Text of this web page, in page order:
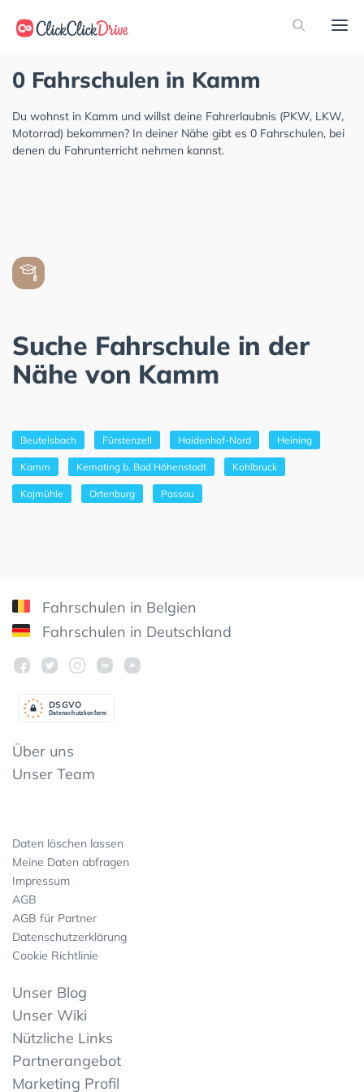
0 Fahrschulen in Kamm
Du wohnst in Kamm und willst deine Fahrerlaubnis (PKW, LKW,
Motorrad) bekommen? In deiner Nähe gibt es 0 Fahrschulen, bei
denen du Fahrunterricht nehmen kannst.
Suche Fahrschule in der
Nähe von Kamm
Beutelsbach Fürstenzell Haidenhof-Nord Heining
Kamm Kemating b. Bad Höhenstadt Kohlbruck
Kojmühle Ortenburg Passau
Fahrschulen in Belgien
Fahrschulen in Deutschland
Datenschutzkonform
DSGVO
Über uns
Unser Team
Daten löschen lassen
Meine Daten abfragen
Impressum
AGB
AGB für Partner
Datenschutzerklärung
Cookie Richtlinie
Unser Blog
Unser Wiki
Nützliche Links
Partnerangebot
Marketing Profil